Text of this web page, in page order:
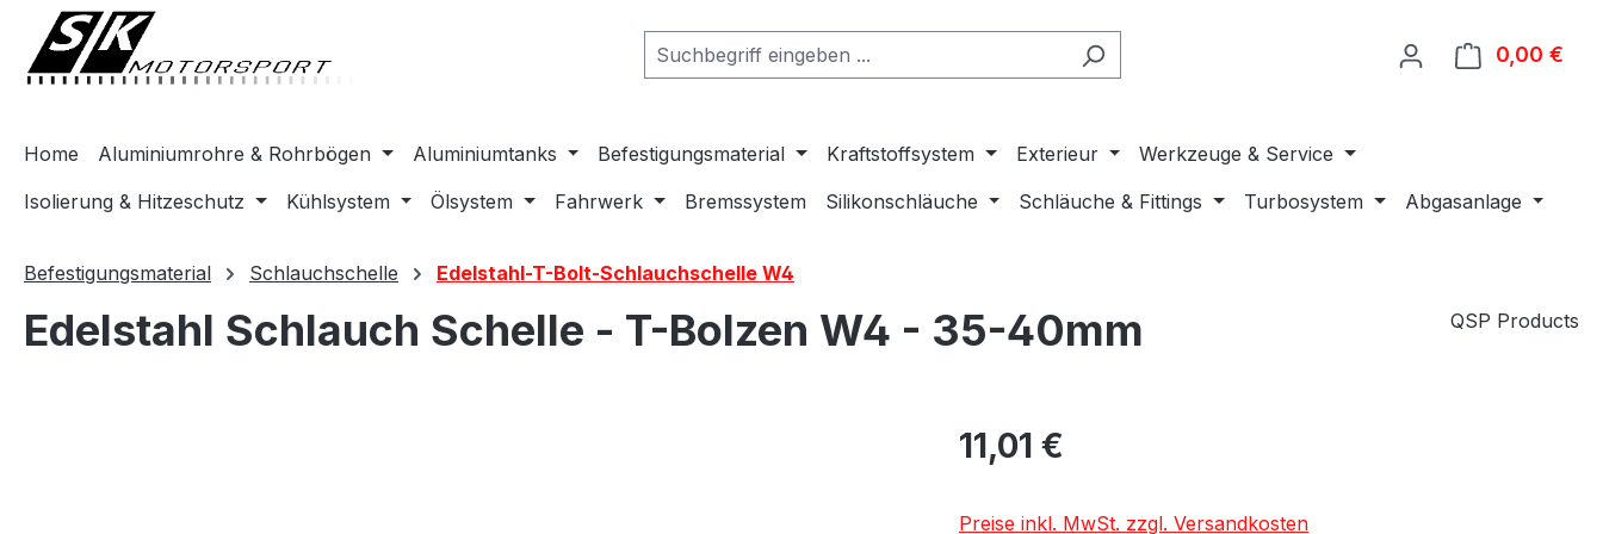
Zur Hauptnavigation springen
0,00 €
Home Aluminiumrohre & Rohrbögen Aluminiumtanks Befestigungsmaterial Kraftstoffsystem Exterieur
Werkzeuge & Service
Isolierung & Hitzeschutz
Kühlsystem Ölsystem Fahrwerk Bremssystem Silikonschläuche Schläuche & Fittings Turbosystem Abgasanlage
Befestigungsmaterial Schlauchschelle Edelstahl-T-Bolt-Schlauchschelle W4
Edelstahl Schlauch Schelle - T-Bolzen W4 - 35-40mm QSP Products
11,01 €
Preise inkl. MwSt. zzgl. Versandkosten